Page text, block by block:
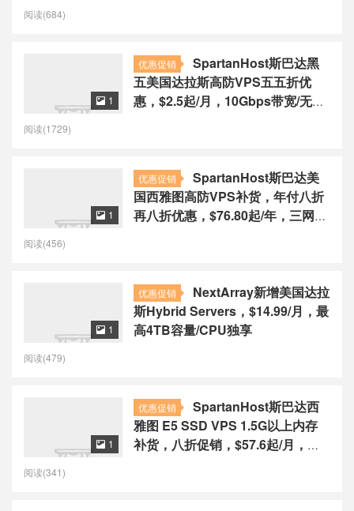
阅读(684)
优惠促销
SpartanHost斯巴达黑
五美国达拉斯高防VPS五五折优
惠，$2.5起/月，10Gbps带宽/无限
 1
阅读(1729)
优惠促销
SpartanHost斯巴达美
国西雅图高防VPS补货，年付八折
再八折优惠，$76.80起/年，三网联
 1
阅读(456)
优惠促销
NextArray新增美国达拉
斯Hybrid Servers，$14.99/月，最
高4TB容量/CPU独享
 1
阅读(479)
优惠促销
SpartanHost斯巴达西
雅图 E5 SSD VPS 1.5G以上内存
补货，八折促销，$57.6起/月，联
 1
阅读(341)